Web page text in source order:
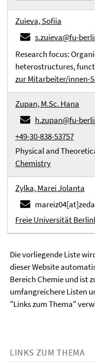
Zuieva, Sofiia
s.zuieva@fu-
Research focus:
heterostructures,
zur Mitarbeiter/innen-
Zupan, M.Sc. Hana
h.zupan@fu-
+49-30-838-53757
Physical and
Chemistry
Zylka, Marei Jolanta
Freie Universität Berlin
Die vorliegende Liste
dieser Website
Bereich Chemie und ist
umfangreichere Listen
"Links zum Thema"
LINKS ZUM THEMA